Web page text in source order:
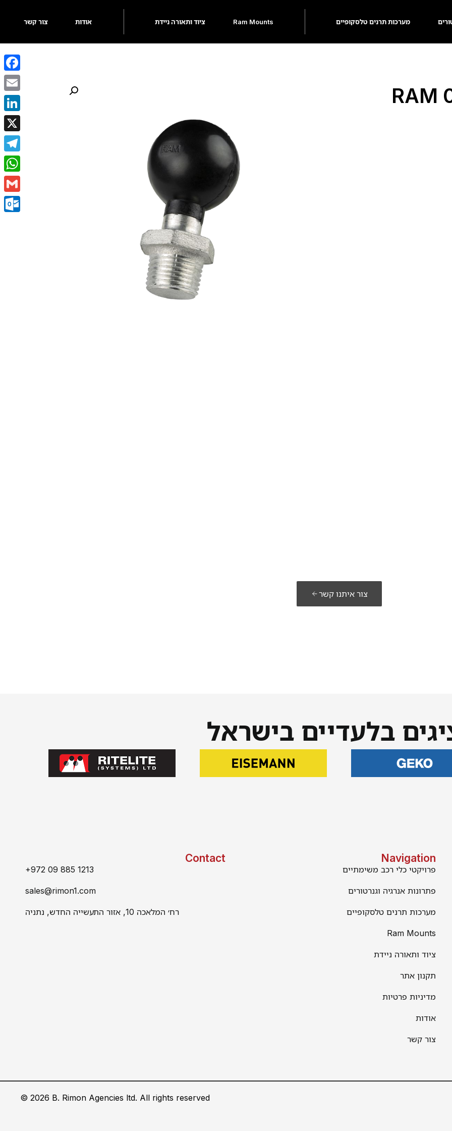
מערכות תרנים טלסקופיים Ram Mounts ציוד ותאורה ניידת אודות צור קשר
תפוח C עם בורג 0.5 RAM
צור איתנו קשר
בלעדיים בישראל
Contact
+972 09 885 1213
sales@rimon1.com
רח׳ המלאכה 10, אזור התעשייה החדש, נתניה
Navigation
פרויקטי כלי רכב משימתיים
פתרונות אנרגיה וגנרטורים
מערכות תרנים טלסקופיים
Ram Mounts
ציוד ותאורה ניידת
תקנון אתר
מדיניות פרטיות
אודות
צור קשר
© 2026 B. Rimon Agencies ltd. All rights reserved
Email
X